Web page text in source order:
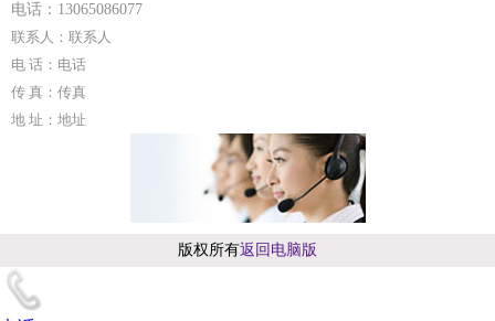
电话：13065086077
联系人：联系人
电 话：电话
传 真：传真
地 址：地址
版权所有返回电脑版